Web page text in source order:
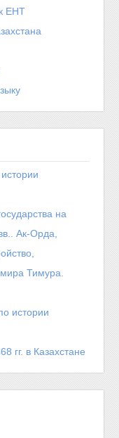
ЕНТ
на
Ак-Орда,
Тимура.
истории
гг. в Казахстане